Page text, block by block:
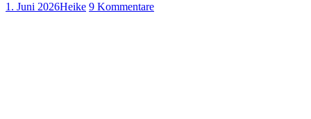
1. Juni 2026Heike 9 Kommentare